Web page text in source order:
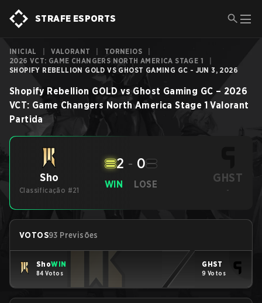
STRAFE ESPORTS
INICIAL VALORANT TORNEIOS
2026 VCT: GAME CHANGERS NORTH AMERICA STAGE 1
SHOPIFY REBELLION GOLD VS GHOST GAMING GC - JUN 3, 2026
Shopify Rebellion GOLD vs Ghost Gaming GC – 2026
VCT: Game Changers North America Stage 1 Valorant
Partida
Sho
Classificação #21
WIN
2 - 0
LOSE GHST
-
VOTOS93 Previsões
ShoWIN
84 Votos
GHST
9 Votos